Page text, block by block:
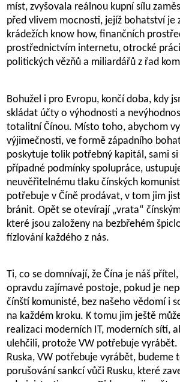
míst, zvyšovala reálnou kupní sílu
před vlivem mocnosti, jejíž bohatství je
krádežích know how, finančních
prostřednictvím internetu, otrocké
politických vězňů a miliardářů z řad
Bohužel i pro Evropu, končí doba, kdy
skládat účty o výhodnosti a
totalitní Čínou. Místo toho, abychom
výjimečnosti, ve formě západního
poskytuje tolik potřebný kapitál, sami
případné podmínky spolupráce,
neuvěřitelnému tlaku čínských
potřebuje v Číně prodávat, v tom jim
bránit. Opět se otevírají „vrata“
které jsou založeny na bezbřehém
fízlování každého z nás.
Ti, co se domnívají, že Čína je náš
opravdu zajímavé postoje, pokud je
čínští komunisté, bez našeho vědomí i
na každém kroku. K tomu jim ještě
realizaci moderních IT, moderních sítí,
ulehčili, protože VW potřebuje vyrábět.
Ruska, VW potřebuje vyrábět, budeme
porušování sankcí vůči Rusku, které